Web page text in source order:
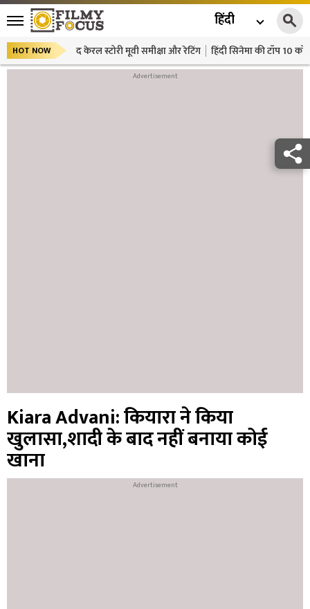
हिंदी
HOT NOW द केरल स्टोरी मूवी समीक्षा और रेटिंग हिंदी सिनेमा की टॉप 10
Kiara Advani: कियारा ने किया
खुलासा,शादी के बाद नहीं बनाया कोई
खाना